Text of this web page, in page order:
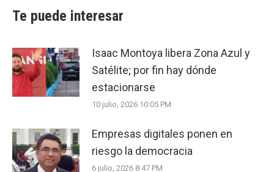
Te puede interesar
Isaac Montoya libera Zona Azul y
Satélite; por fin hay dónde
estacionarse
10 julio, 2026 10:05 PM
Empresas digitales ponen en
riesgo la democracia
6 julio, 2026 8:47 PM